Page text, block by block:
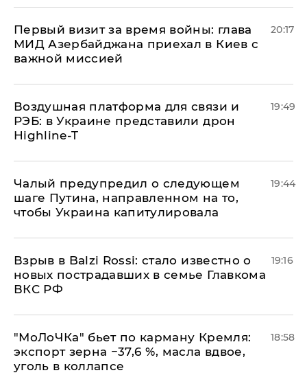
Первый визит за время войны: глава
МИД Азербайджана приехал в Киев с
важной миссией
20:17
Воздушная платформа для связи и
РЭБ: в Украине представили дрон
Highline-T
19:49
Чалый предупредил о следующем
шаге Путина, направленном на то,
чтобы Украина капитулировала
19:44
Взрыв в Balzi Rossi: стало известно о
новых пострадавших в семье Главкома
ВКС РФ
19:16
​"МоЛоЧКа" бьет по карману Кремля:
экспорт зерна −37,6 %, масла вдвое,
уголь в коллапсе
18:58